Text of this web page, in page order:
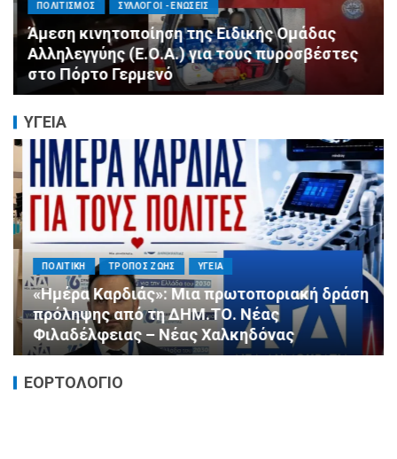
ΠΟΛΙΤΙΣΜΟΣ ΣΥΛΛΟΓΟΙ - ΕΝΩΣΕΙΣ
Άμεση κινητοποίηση της Ειδικής Ομάδας
Αλληλεγγύης (Ε.Ο.Α.) για τους πυροσβέστες
στο Πόρτο Γερμενό
ΥΓΕΙΑ
ΠΟΛΙΤΙΚΗ ΤΡΟΠΟΣ ΖΩΗΣ ΥΓΕΙΑ
«Ημέρα Καρδιάς»: Μια πρωτοποριακή δράση
πρόληψης από τη ΔΗΜ.ΤΟ. Νέας
Φιλαδέλφειας – Νέας Χαλκηδόνας
ΕΟΡΤΟΛΟΓΙΟ